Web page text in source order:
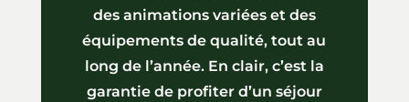
des animations variées et des
équipements de qualité, tout au
long de l’année. En clair, c’est la
garantie de profiter d’un séjour